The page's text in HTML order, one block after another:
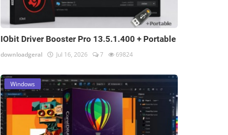
IObit Driver Booster Pro 13.5.1.400 + Portable
downloadgeral Jul 16, 2026 7 69824
Windows